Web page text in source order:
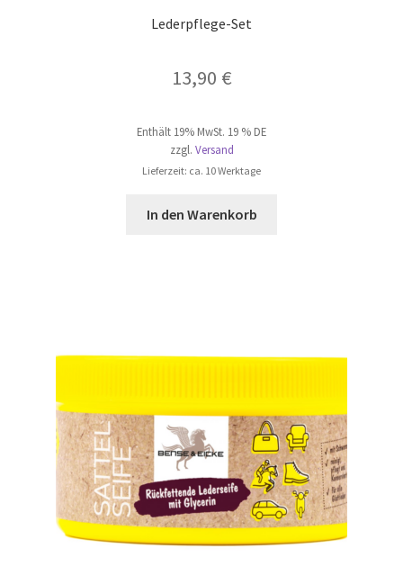
Lederpflege-Set
13,90 €
Enthält 19% MwSt. 19 % DE
zzgl. Versand
Lieferzeit: ca. 10 Werktage
In den Warenkorb